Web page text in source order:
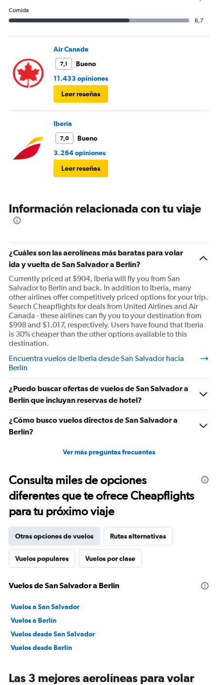
Comida
6,7
Air Canada
7,1
Bueno
11.433 opiniones
Leer reseñas
Iberia
7,0
Bueno
3.264 opiniones
Leer reseñas
Información relacionada con tu viaje
¿Cuáles son las aerolíneas más baratas para volar
ida y vuelta de San Salvador a Berlín?
Currently priced at $904, Iberia will fly you from San
Salvador to Berlín and back. In addition to Iberia, many
other airlines offer competitively priced options for your trip.
Search Cheapflights for deals from United Airlines and Air
Canada - these airlines can fly you to your destination from
$998 and $1.017, respectively. Users have found that Iberia
is 30% cheaper than the other options available to this
destination.
Encuentra vuelos de Iberia desde San Salvador hacia
Berlín
¿Puedo buscar ofertas de vuelos de San Salvador a
Berlín que incluyan reservas de hotel?
¿Cómo busco vuelos directos de San Salvador a
Berlín?
Ver más preguntas frecuentes
Consulta miles de opciones
diferentes que te ofrece Cheapflights
para tu próximo viaje
Otras opciones de vuelos Rutas alternativas
Vuelos populares Vuelos por clase
Vuelos de San Salvador a Berlín
Vuelos a San Salvador
Vuelos a Berlín
Vuelos desde San Salvador
Vuelos desde Berlín
Las 3 mejores aerolíneas para volar